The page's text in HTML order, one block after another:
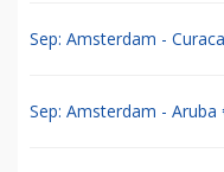
Sep: Amsterdam -
Sep: Amsterdam - Aruba